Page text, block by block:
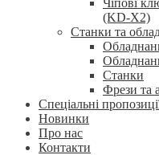
Чіпові
(KD-X2)
Станки та
Станки
Фрези та
Спеціальні
Новинки
Про нас
Контакти